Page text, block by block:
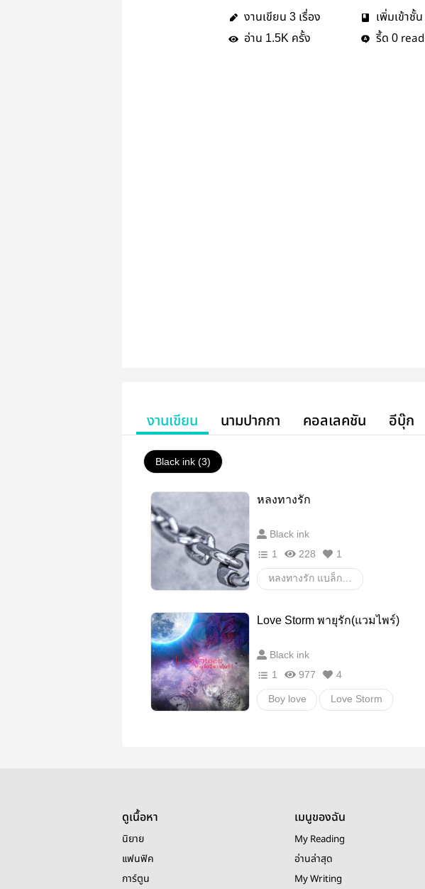
งานเขียน 3 เรื่อง เพิ่มเข้าชั้น
อ่าน 1.5K ครั้ง รี้ด 0 read
งานเขียน นามปากกา คอลเลคชัน อีบุ๊ก
Black ink (3)
หลงทางรัก
Black ink
1
228 1
Love Storm พายุรัก(แวมไพร์)
Black ink
1
977 4
Boy love Love Storm
ดูเนื้อหา
นิยาย
แฟนฟิค
การ์ตูน
เมนูของฉัน
My Reading
อ่านล่าสุด
My Writing